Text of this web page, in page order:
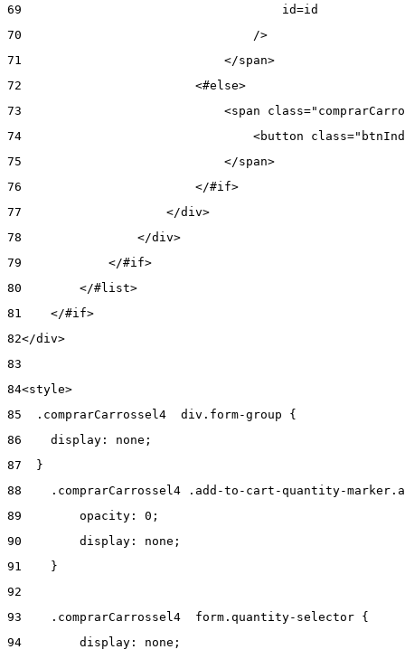
69
                                    id=id
70
                                />
71
                            </span>
72
                        <#else>
73
<span
74
<button
75
                            </span>
76
                        </#if>
77
                    </div>
78
                </div>
79
            </#if>
80
        </#list>
81
    </#if>
82</div>
83
84<style>
85
  .comprarCarrossel4  div.form-group {
86
    display: none;
87
  }
88
.comprarCarrossel4 .add-to-cart-quantity-
89
        opacity: 0;
90
        display: none;
91
    }
92
93
    .comprarCarrossel4  form.quantity-selector {
94
        display: none;